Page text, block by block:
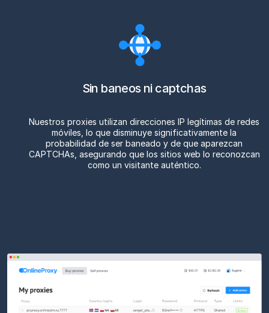
Sin baneos ni captchas
Nuestros proxies utilizan direcciones IP legítimas de redes
móviles, lo que disminuye significativamente la
probabilidad de ser baneado y de que aparezcan
CAPTCHAs, asegurando que los sitios web lo reconozcan
como un visitante auténtico.